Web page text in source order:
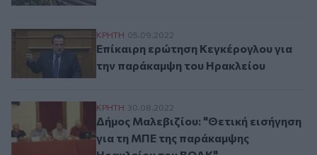
Επίκαιρη ερώτηση Κεγκέρογλου για την
ΚΡΗΤΗ 05.09.2022
Επίκαιρη ερώτηση Κεγκέρογλου για
την παράκαμψη του Ηρακλείου
Δήμος Μαλεβιζίου: "Θετική εισήγηση
ΚΡΗΤΗ 30.08.2022
Δήμος Μαλεβιζίου: "Θετική εισήγηση
για τη ΜΠΕ της παράκαμψης